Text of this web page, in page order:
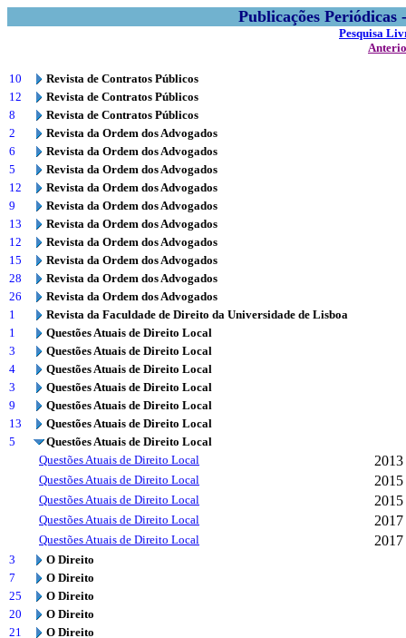
Publicações
Pesquisa
10
Revista de Contratos Públicos
12
Revista de Contratos Públicos
8
Revista de Contratos Públicos
2
Revista da Ordem dos Advogados
6
Revista da Ordem dos Advogados
5
Revista da Ordem dos Advogados
12
Revista da Ordem dos Advogados
9
Revista da Ordem dos Advogados
13
Revista da Ordem dos Advogados
12
Revista da Ordem dos Advogados
15
Revista da Ordem dos Advogados
28
Revista da Ordem dos Advogados
26
Revista da Ordem dos Advogados
1
Revista da Faculdade de Direito da Universidade de Lisboa
1
Questões Atuais de Direito Local
3
Questões Atuais de Direito Local
4
Questões Atuais de Direito Local
3
Questões Atuais de Direito Local
9
Questões Atuais de Direito Local
13
Questões Atuais de Direito Local
5
Questões Atuais de Direito Local
Questões Atuais de Direito Local
2013
Questões Atuais de Direito Local 2015
Questões Atuais de Direito Local 2015
Questões Atuais de Direito Local 2017
Questões Atuais de Direito Local 2017
3
O Direito
7
O Direito
25
O Direito
20
O Direito
21
O Direito